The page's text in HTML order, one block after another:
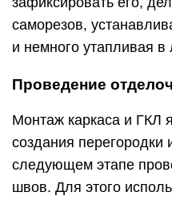
саморезов,
и немного утапливая в
Проведение
Монтаж каркаса и ГКЛ
создания перегородки
следующем этапе
швов. Для этого